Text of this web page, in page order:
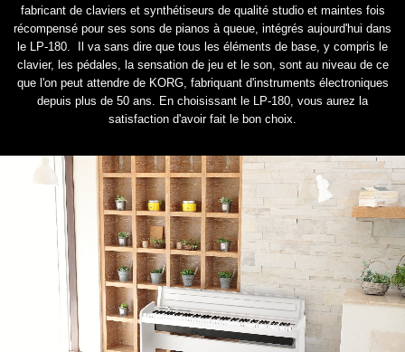
fabricant de claviers et synthétiseurs de qualité studio et maintes fois
récompensé pour ses sons de pianos à queue, intégrés aujourd'hui dans
le LP-180. Il va sans dire que tous les éléments de base, y compris le
clavier, les pédales, la sensation de jeu et le son, sont au niveau de ce
que l'on peut attendre de KORG, fabriquant d'instruments électroniques
depuis plus de 50 ans. En choisissant le LP-180, vous aurez la
satisfaction d'avoir fait le bon choix.